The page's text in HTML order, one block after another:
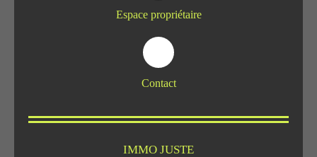
Espace propriétaire
Contact
IMMO JUSTE